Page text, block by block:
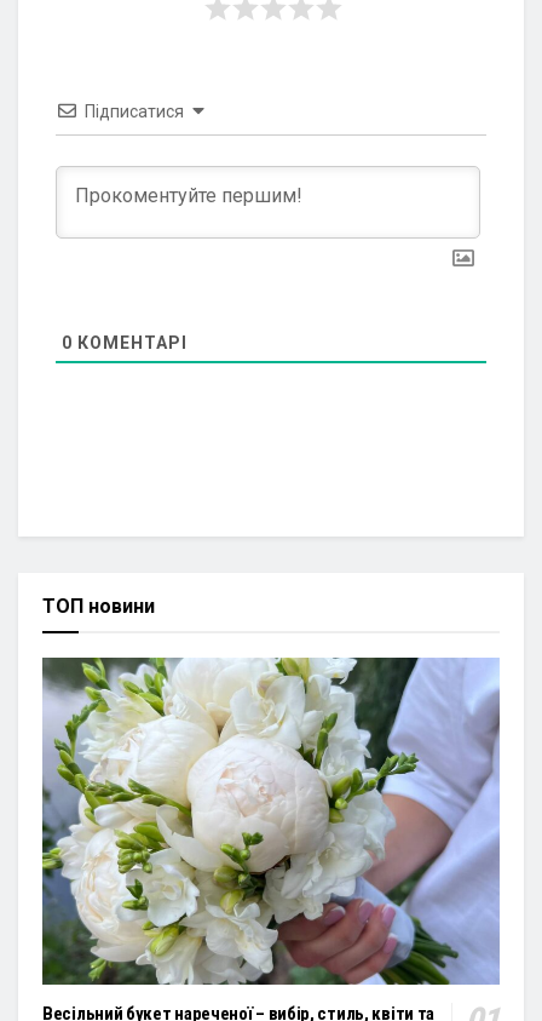
Підписатися
0 КОМЕНТАРІ
ТОП новини
Весільний букет нареченої – вибір, стиль, квіти та